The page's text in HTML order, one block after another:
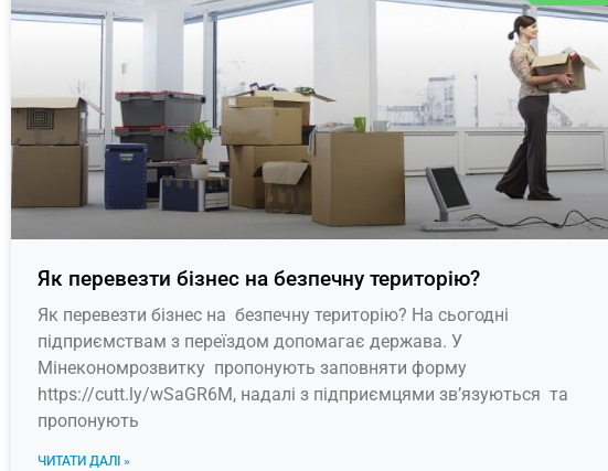
Як перевезти бізнес на безпечну територію?
Як перевезти бізнес на безпечну територію? На сьогодні
підприємствам з переїздом допомагає держава. У
Мінекономрозвитку пропонують заповняти форму
https://cutt.ly/wSaGR6M, надалі з підприємцями зв’язуються та
пропонують
ЧИТАТИ ДАЛІ »